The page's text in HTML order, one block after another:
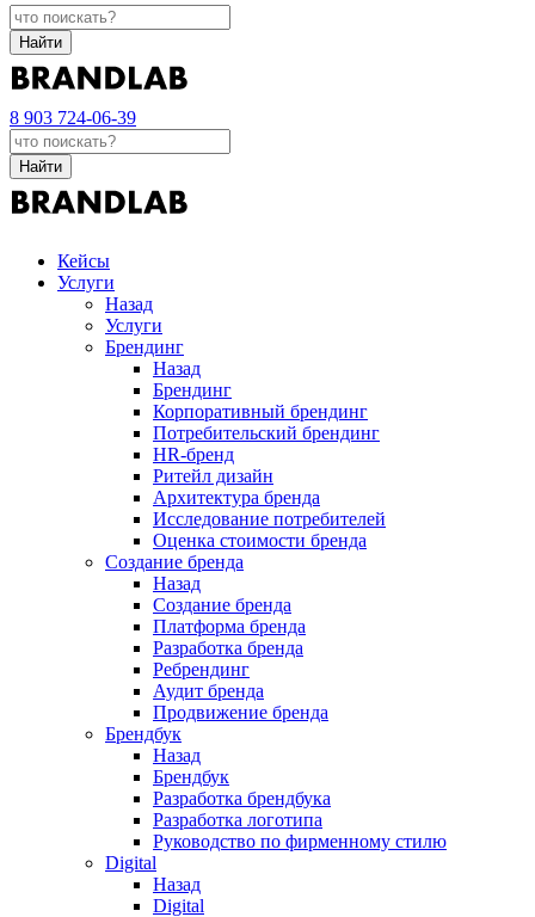
Найти
8 903 724-06-39
Найти
Кейсы
Услуги
Назад
Услуги
Брендинг
Назад
Брендинг
Корпоративный брендинг
Потребительский брендинг
НR-бренд
Ритейл дизайн
Архитектура бренда
Исследование потребителей
Оценка стоимости бренда
Создание бренда
Назад
Создание бренда
Платформа бренда
Разработка бренда
Ребрендинг
Аудит бренда
Продвижение бренда
Брендбук
Назад
Брендбук
Разработка брендбука
Разработка логотипа
Руководство по фирменному стилю
Digital
Назад
Digital